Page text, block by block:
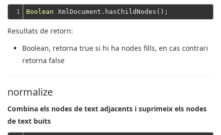
1 Boolean
Resultats de retorn:
Boolean, retorna true si hi ha nodes fills, en cas contrari
retorna false
normalize
Combina els nodes de text adjacents i suprimeix els nodes
de text buits